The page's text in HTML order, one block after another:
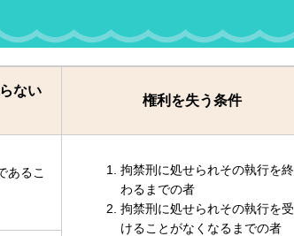
ない
権利を失う条件
あるこ
拘禁刑に処せられその執行を終
わるまでの者
拘禁刑に処せられその執行を受
けることがなくなるまでの者